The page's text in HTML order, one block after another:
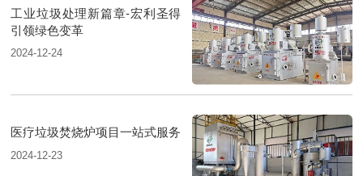
工业垃圾处理新篇章-宏利圣得
引领绿色变革
2024-12-24
医疗垃圾焚烧炉项目一站式服务
2024-12-23